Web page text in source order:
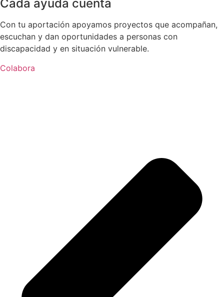
Cada ayuda cuenta
Con tu aportación apoyamos proyectos que acompañan,
escuchan y dan oportunidades a personas con
discapacidad y en situación vulnerable.
Colabora